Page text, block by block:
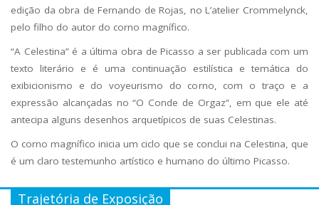
edição da obra de Fernando de Rojas, no L’atelier Crommelynck,
pelo filho do autor do corno magnífico.
“A Celestina” é a última obra de Picasso a ser publicada com um
texto literário e é uma continuação estilística e temática do
exibicionismo e do voyeurismo do corno, com o traço e a
expressão alcançadas no “O Conde de Orgaz”, em que ele até
antecipa alguns desenhos arquetípicos de suas Celestinas.
O corno magnífico inicia um ciclo que se conclui na Celestina, que
é um claro testemunho artístico e humano do último Picasso.
Trajetória de Exposição